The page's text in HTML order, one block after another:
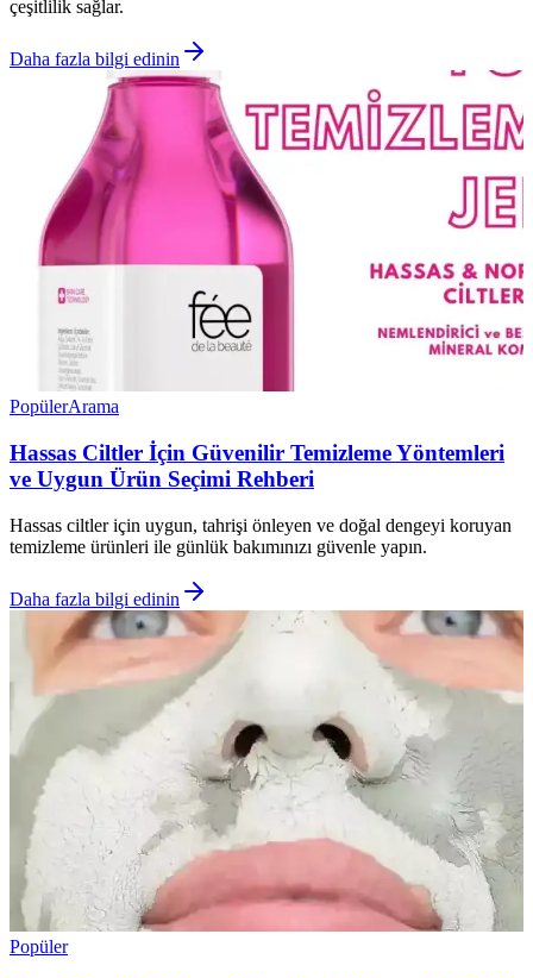
çeşitlilik sağlar.
Daha fazla bilgi edinin
PopülerArama
Hassas Ciltler İçin Güvenilir Temizleme Yöntemleri
ve Uygun Ürün Seçimi Rehberi
Hassas ciltler için uygun, tahrişi önleyen ve doğal dengeyi koruyan
temizleme ürünleri ile günlük bakımınızı güvenle yapın.
Daha fazla bilgi edinin
Popüler